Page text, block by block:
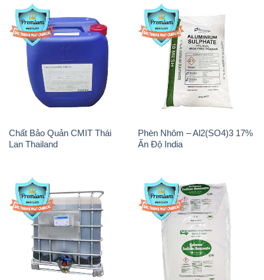
Chất Bảo Quản CMIT Thái
Lan Thailand
Phèn Nhôm – Al2(SO4)3 17%
Ấn Độ India